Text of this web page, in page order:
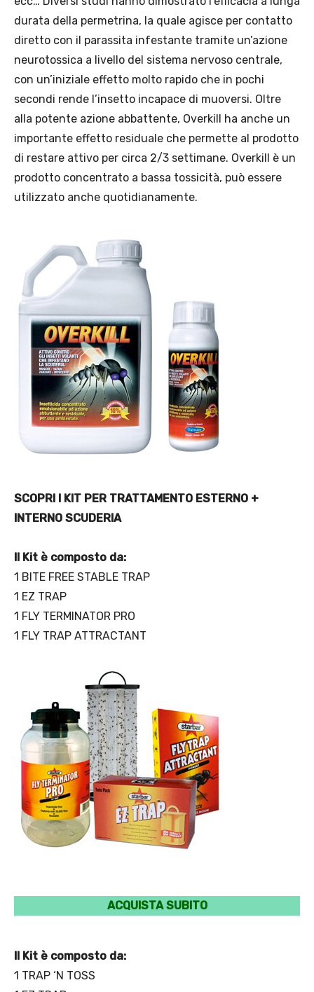
durata della permetrina, la quale agisce per contatto
diretto con il parassita infestante tramite un’azione
neurotossica a livello del sistema nervoso centrale,
con un’iniziale effetto molto rapido che in pochi
secondi rende l’insetto incapace di muoversi. Oltre
alla potente azione abbattente, Overkill ha anche un
importante effetto residuale che permette al prodotto
di restare attivo per circa 2/3 settimane. Overkill è un
prodotto concentrato a bassa tossicità, può essere
utilizzato anche quotidianamente.
SCOPRI I KIT PER TRATTAMENTO ESTERNO +
INTERNO SCUDERIA
Il Kit è composto da:
1 BITE FREE STABLE TRAP
1 EZ TRAP
1 FLY TERMINATOR PRO
1 FLY TRAP ATTRACTANT
ACQUISTA SUBITO
Il Kit è composto da:
1 TRAP ‘N TOSS